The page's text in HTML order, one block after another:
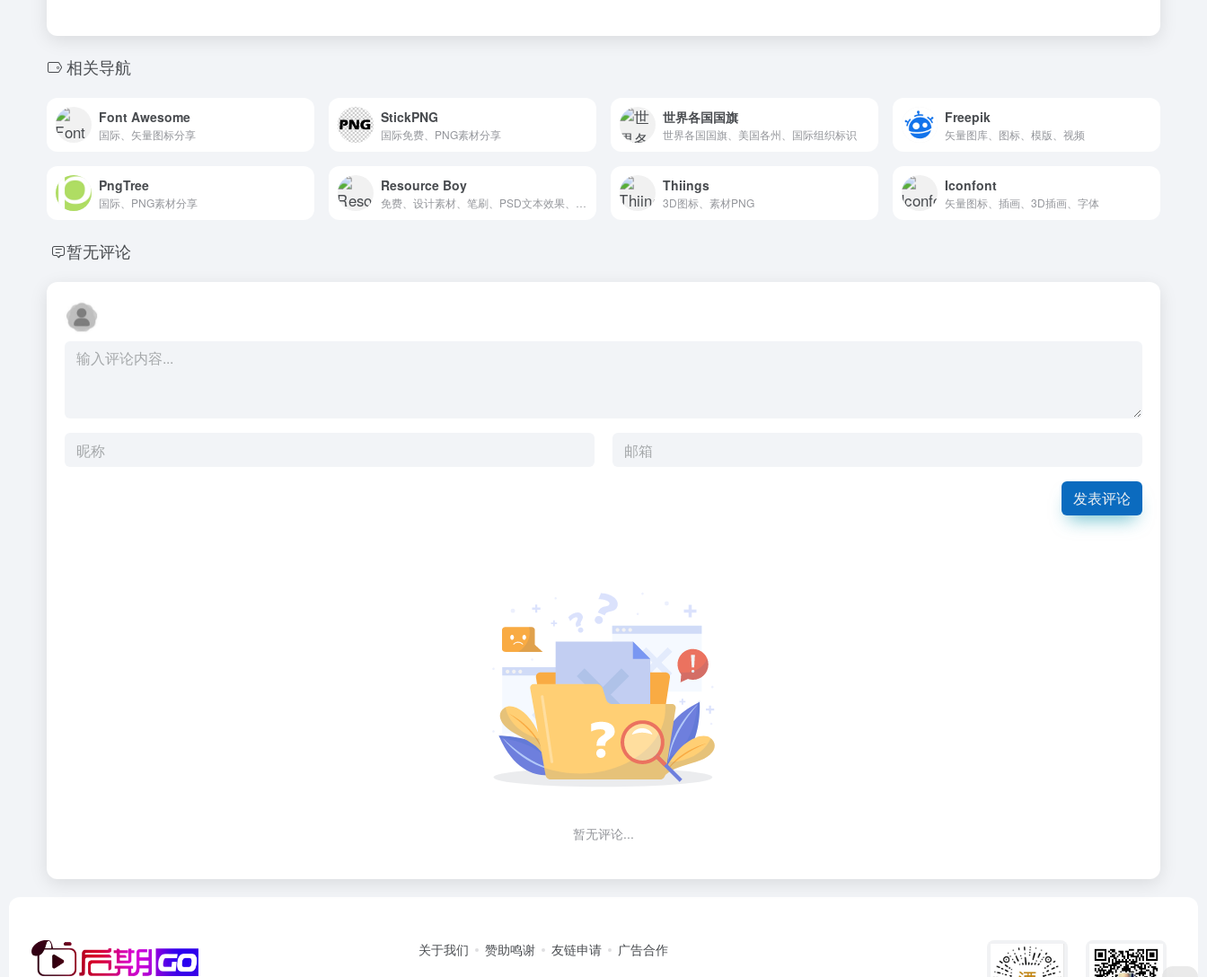
相关导航
Font Awesome
国际、矢量图标分享
StickPNG
国际免费、PNG素材分享
世界各国国旗
世界各国国旗、美国各州、国际组织标识
Freepik
矢量图库、图标、模版、视频
PngTree
国际、PNG素材分享
Resource Boy Thiings
3D图标、素材PNG
Iconfont
矢量图标、插画、3D插画、字体
暂无评论
发表评论
暂无评论...
关于我们 赞助鸣谢 友链申请 广告合作